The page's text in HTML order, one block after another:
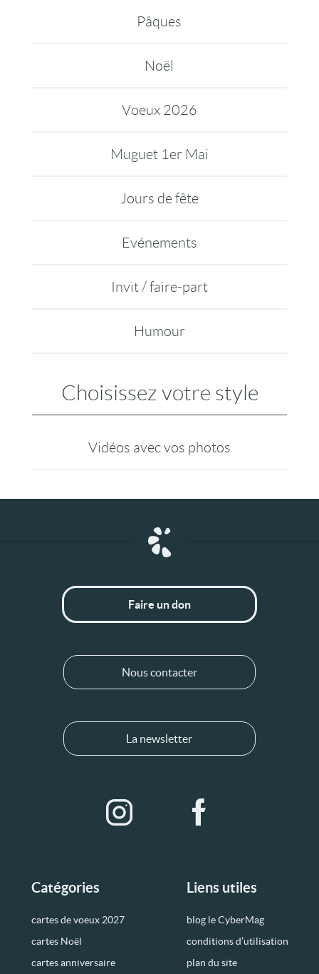
Pâques
Noël
Voeux 2026
Muguet 1er Mai
Jours de fête
Evénements
Invit / faire-part
Humour
Choisissez votre style
Vidéos avec vos photos
Catégories
cartes de voeux 2027
cartes Noël
cartes anniversaire
Liens utiles
blog le CyberMag
conditions d’utilisation
plan du site
Faire un don
Nous contacter
La newsletter